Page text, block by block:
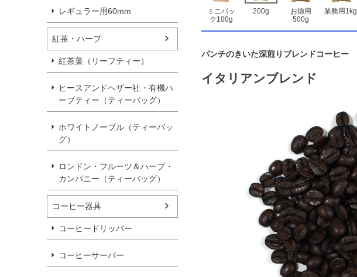
レギュラー用60mm
紅茶・ハーブ
紅茶葉（リーフティー）
ヒースアンドヘザー社・有機ハ
ーブティー（ティーバッグ）
ホワイトノーブル（ティーバッ
グ）
ロンドン・フルーツ＆ハーブ・
カンパニー（ティーバッグ）
コーヒー器具
コーヒードリッパー
コーヒーサーバー
ミニパッ
ク100g
200g
お徳用
500g
業務用1kg
パンチのきいた深煎りブレンドコーヒー
イタリアンブレンド